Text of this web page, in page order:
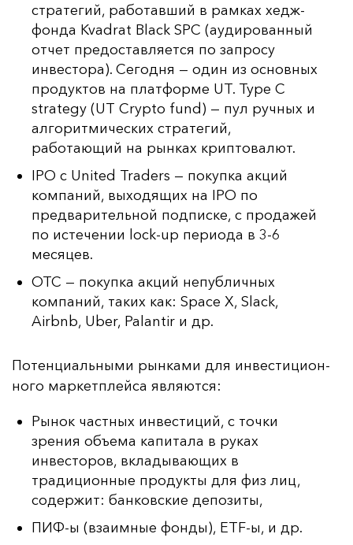
стратегий, работавший в рамках хедж-
фонда Kvadrat Black SPC (аудированный
отчет предоставляется по запросу
инвестора). Сегодня — один из основных
продуктов на платформе UT. Type C
strategy (UT Crypto fund) — пул ручных и
алгоритмических стратегий,
работающий на рынках криптовалют.
IPO c United Traders — покупка акций
компаний, выходящих на IPO по
предварительной подписке, с продажей
по истечении lock-up периода в 3-6
месяцев.
OTC — покупка акций непубличных
компаний, таких как: Space X, Slack,
Airbnb, Uber, Palantir и др.
По­тен­ци­аль­ны­ми рын­ка­ми для ин­вес­ти­ци­он­
но­го мар­кет­плей­са яв­ля­ют­ся:
Рынок частных инвестиций, с точки
зрения объема капитала в руках
инвесторов, вкладывающих в
традиционные продукты для физ лиц,
содержит: банковские депозиты,
ПИФ-ы (взаимные фонды), ETF-ы, и др.